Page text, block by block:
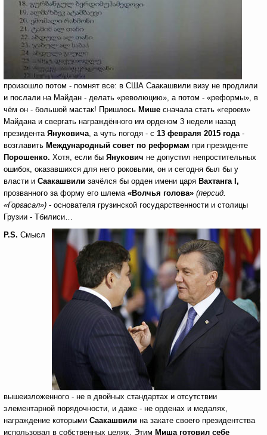
произошло потом - помнят все: в США Саакашвили визу не продлили
и послали на Майдан - делать «революцию», а потом - «реформы», в
чём он - большой мастак! Пришлось Мише сначала стать «героем»
Майдана и свергать награждённого им орденом 3 недели назад
президента Януковича, а чуть погодя - с 13 февраля 2015 года-
возглавить Международный совет по реформам при президенте
Порошенко. Хотя, если бы Янукович не допустил непростительных
ошибок, оказавшихся для него роковыми, он и сегодня был бы у
власти и Саакашвили зачёлся бы орден имени царя Вахтанга ,
прозванного за форму его шлема «Волчья голова» (персид.
«Горгасал») - основателя грузинской государственности и столицы
Грузии - Тбилиси…
P.S. Смысл
вышеизложенного - не в двойных стандартах и отсутствии
элементарной порядочности, и даже - не орденах и медалях,
награждение которыми Саакашвили на закате своего президентства
использовал в собственных целях. Этим Миша готовил себе